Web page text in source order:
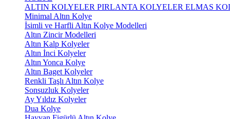
ALTIN KOLYELER PIRLANTA KOLYELER ELMAS
Minimal Altın Kolye
İsimli ve Harfli Altın Kolye Modelleri
Altın Zincir Modelleri
Altın Kalp Kolyeler
Altın İnci Kolyeler
Altın Yonca Kolye
Altın Baget Kolyeler
Renkli Taşlı Altın Kolye
Sonsuzluk Kolyeler
Ay Yıldız Kolyeler
Dua Kolye